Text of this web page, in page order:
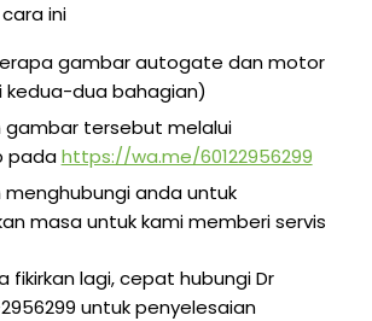
ini
gambar autogate dan motor
kedua-dua bahagian)
gambar tersebut melalui
padahttps://wa.me/60122956299
menghubungi anda untuk
masa untuk kami memberi servis
fikirkan lagi, cepat hubungi Dr
untuk penyelesaian